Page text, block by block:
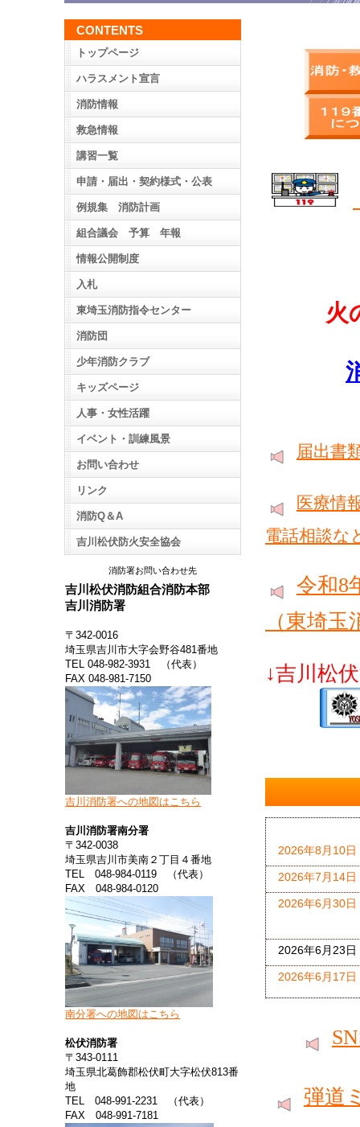
火
届出書
医療情
電話相談な
令和8
（東埼
↓吉川松
2026年8月10日
2026年7月14日
2026年6月30日
2026年6月23日
2026年6月17日
弾道
CONTENTS
トップページ
ハラスメント宣言
消防情報
救急情報
講習一覧
申請・届出・契約様式・公表
例規集 消防計画
組合議会 予算 年報
情報公開制度
入札
東埼玉消防指令センター
消防団
少年消防クラブ
キッズページ
人事・女性活躍
イベント・訓練風景
お問い合わせ
リンク
消防Q＆A
吉川松伏防火安全協会
消防署お問い合わせ先
吉川松伏消防組合消防本部
吉川消防署
〒342-0016
埼玉県吉川市大字会野谷481番地
TEL 048‐982‐3931 （代表）
FAX 048-981-7150
吉川消防署への地図はこちら
吉川消防署南分署
〒342-0038
埼玉県吉川市美南２丁目４番地
TEL 048‐984‐0119 （代表）
FAX 048‐984‐0120
南分署への地図はこちら
松伏消防署
〒343‐0111
埼玉県北葛飾郡松伏町大字松伏813番
地
TEL 048‐991‐2231 （代表）
FAX 048‐991‐7181